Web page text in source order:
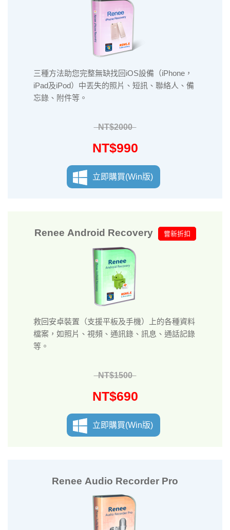
三種方法助您完整無缺找回iOS設備（iPhone，
iPad及iPod）中丟失的照片、短訊、聯絡人、備
忘錄、附件等。
NT$2000
NT$990
立即購買(Win版)
Renee Android Recovery 嘗新折扣
救回安卓裝置（支援平板及手機）上的各種資料
檔案，如照片、視頻、通訊錄、訊息、通話記錄
等。
NT$1500
NT$690
立即購買(Win版)
Renee Audio Recorder Pro